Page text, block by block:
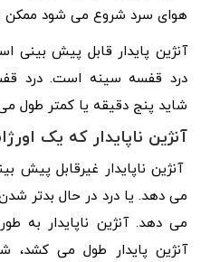
هوای سرد شروع می شود ممکن
آنژین پایدار قابل پیش بینی
درد قفسه سینه است. درد
شاید پنج دقیقه یا کمتر طول
آنژین ناپایدار که یک
آنژین ناپایدار غیرقابل
می دهد. یا درد در حال بدتر
می دهد. آنژین ناپایدار به